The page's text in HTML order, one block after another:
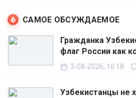
САМОЕ ОБСУЖДАЕМОЕ
Гражданка
флаг России как
3-08-2026, 10:18
Узбекистанцы не